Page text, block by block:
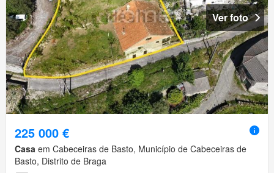
Ver foto
225 000 €
Casa em Cabeceiras de Basto, Município de Cabeceiras de
Basto, Distrito de Braga